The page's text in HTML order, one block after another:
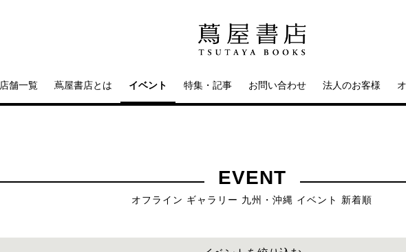
店舗一覧 蔦屋書店とは イベント 特集・記事 お問い合わせ 法人のお客様
EVENT
オフライン ギャラリー 九州・沖縄 イベント 新着順